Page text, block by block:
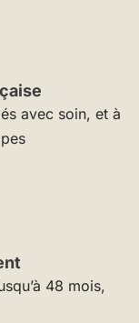
avec soin, et à
48 mois,